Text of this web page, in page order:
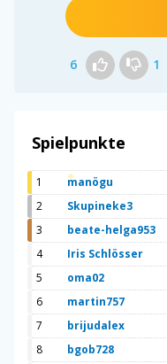
6 1
Spielpunkte
1 manögu
2
Skupineke3
3
beate-helga953
4
Iris Schlösser
5
oma02
6
martin757
7
brijudalex
8
bgob728